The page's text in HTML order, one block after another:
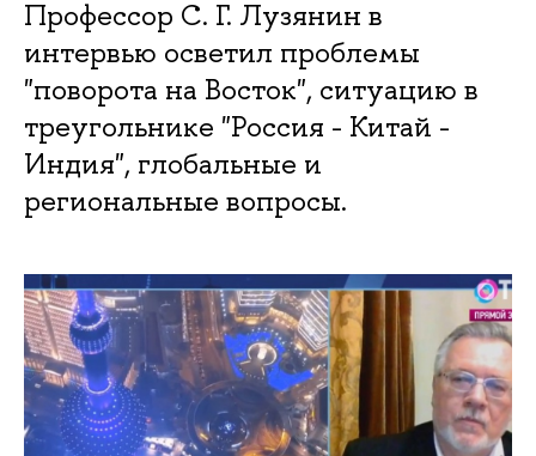
Профессор С. Г. Лузянин в
интервью осветил проблемы
"поворота на Восток", ситуацию в
треугольнике "Россия - Китай -
Индия", глобальные и
региональные вопросы.